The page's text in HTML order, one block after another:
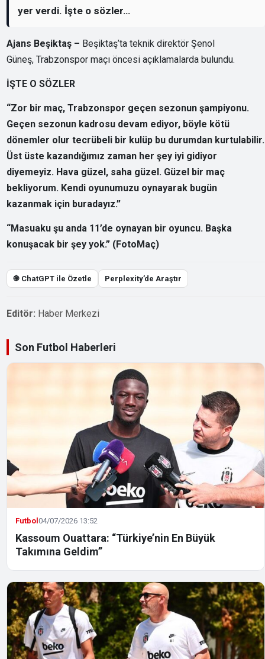
yer verdi. İşte o sözler…
Ajans Beşiktaş – Beşiktaş’ta teknik direktör Şenol
Güneş, Trabzonspor maçı öncesi açıklamalarda bulundu.
İŞTE O SÖZLER
“Zor bir maç, Trabzonspor geçen sezonun şampiyonu.
Geçen sezonun kadrosu devam ediyor, böyle kötü
dönemler olur tecrübeli bir kulüp bu durumdan kurtulabilir.
Üst üste kazandığımız zaman her şey iyi gidiyor
diyemeyiz. Hava güzel, saha güzel. Güzel bir maç
bekliyorum. Kendi oyunumuzu oynayarak bugün
kazanmak için buradayız.”
“Masuaku şu anda 11’de oynayan bir oyuncu. Başka
konuşacak bir şey yok.” (FotoMaç)
֎ ChatGPT ile Özetle Perplexity’de Araştır
Editör: Haber Merkezi
Son Futbol Haberleri
Futbol04/07/2026 13:52
Kassoum Ouattara: “Türkiye’nin En Büyük
Takımına Geldim”